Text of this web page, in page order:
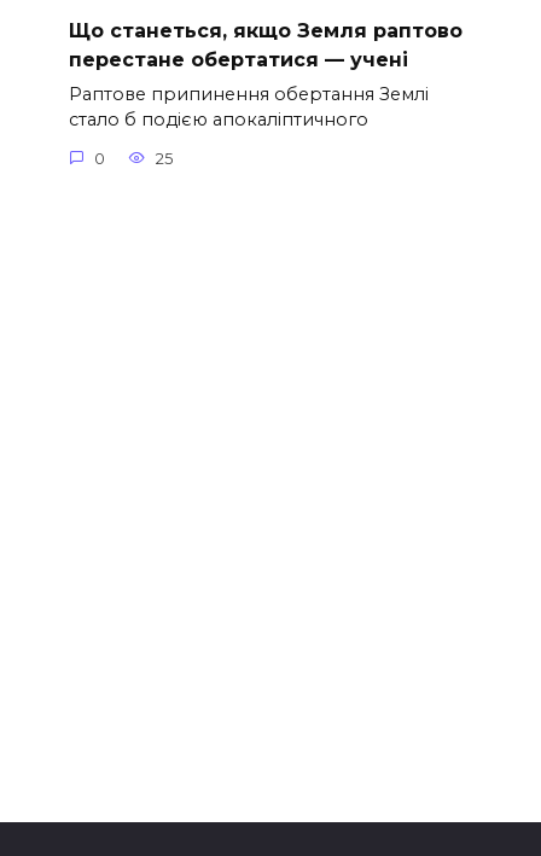
Що станеться, якщо Земля раптово
перестане обертатися — учені
Раптове припинення обертання Землі
стало б подією апокаліптичного
0 25